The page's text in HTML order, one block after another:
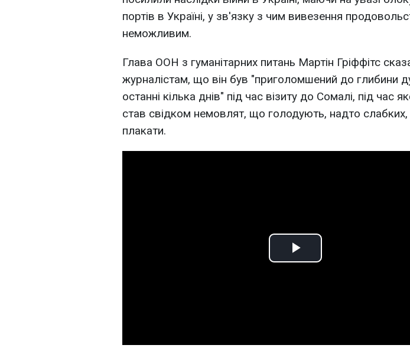
портів в Україні, у зв'язку з чим вивезення
неможливим.
Глава ООН з гуманітарних питань Мартін Гріффітс
журналістам, що він був "приголомшений до глибини
останні кілька днів" під час візиту до Сомалі, під час
став свідком немовлят, що голодують, надто
плакати.
Play